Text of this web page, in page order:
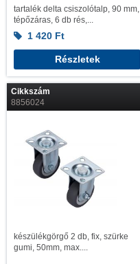
tartalék delta csiszolótalp, 90 mm,
tépőzáras, 6 db rés,...
1 420 Ft
Részletek
Cikkszám
8856024
készülékgörgő 2 db, fix, szürke
gumi, 50mm, max....